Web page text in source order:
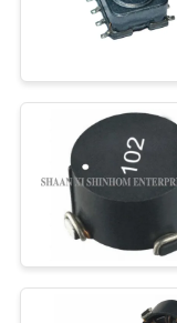
ควบคุม
คุณภาพ
ติดต่อ
เรา